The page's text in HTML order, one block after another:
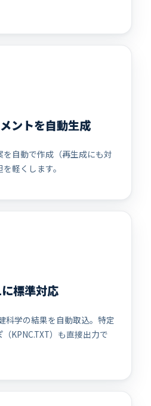
ントを自動生成
自動で作成（再生成にも対
軽くします。
標準対応
科学の結果を自動取込。特定
KPNC.TXT）も直接出力で